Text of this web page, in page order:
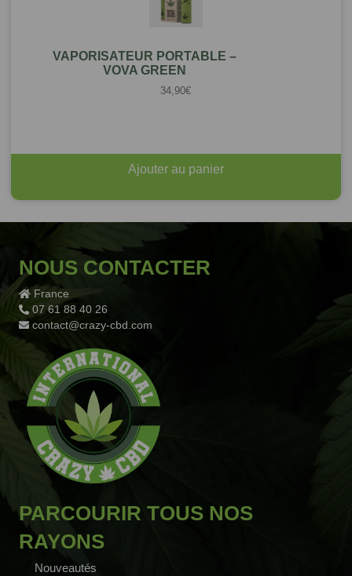
VAPORISATEUR PORTABLE –
VOVA GREEN
34,90€
Ajouter au panier
NOUS CONTACTER
France
07 61 88 40 26
contact@crazy-cbd.com
PARCOURIR TOUS NOS
RAYONS
Nouveautés